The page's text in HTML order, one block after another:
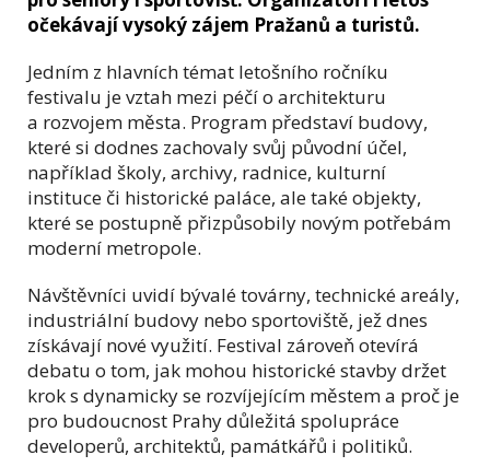
očekávají vysoký zájem Pražanů a turistů.
Jedním z hlavních témat letošního ročníku
festivalu je vztah mezi péčí o architekturu
a rozvojem města. Program představí budovy,
které si dodnes zachovaly svůj původní účel,
například školy, archivy, radnice, kulturní
instituce či historické paláce, ale také objekty,
které se postupně přizpůsobily novým potřebám
moderní metropole.
Návštěvníci uvidí bývalé továrny, technické areály,
industriální budovy nebo sportoviště, jež dnes
získávají nové využití. Festival zároveň otevírá
debatu o tom, jak mohou historické stavby držet
krok s dynamicky se rozvíjejícím městem a proč je
pro budoucnost Prahy důležitá spolupráce
developerů, architektů, památkářů i politiků.